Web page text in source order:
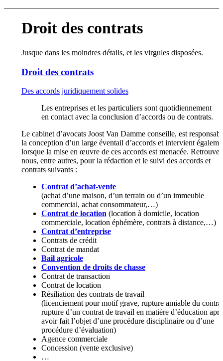
Droit des contrats
Jusque dans les moindres détails, et les virgules disposées.
Droit des contrats
Des accords juridiquement solides
Les entreprises et les particuliers sont quotidiennement
en contact avec la conclusion d’accords ou de contrats.
Le cabinet d’avocats Joost Van Damme conseille, est
la conception d’un large éventail d’accords et intervient
lorsque la mise en œuvre de ces accords est menacée.
nous, entre autres, pour la rédaction et le suivi des accords et
contrats suivants :
Contrat d’achat-vente
(achat d’une maison, d’un terrain ou d’un immeuble
commercial, achat consommateur,…)
Contrat de location (location à domicile, location
commerciale, location éphémère, contrats à distance,…)
Contrat d’entreprise
Contrats de crédit
Contrat de mandat
Bail agricole
Convention de droits de chasse
Contrat de transaction
Contrat de location
Résiliation des contrats de travail
(licenciement pour motif grave, rupture amiable du
rupture d’un contrat de travail en matière d’éducation
avoir fait l’objet d’une procédure disciplinaire ou d’une
procédure d’évaluation)
Agence commerciale
Concession (vente exclusive)
…